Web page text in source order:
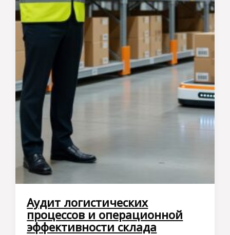
Аудит логистических
процессов и операционной
эффективности склада